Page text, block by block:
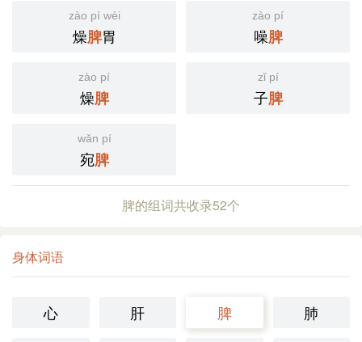
zào pí wèi
燥脾胃
zào pí
噪脾
zào pí
燥脾
zǐ pí
子脾
wǎn pí
宛脾
脾的组词共收录52个
身体词语
心 肝 脾
肺